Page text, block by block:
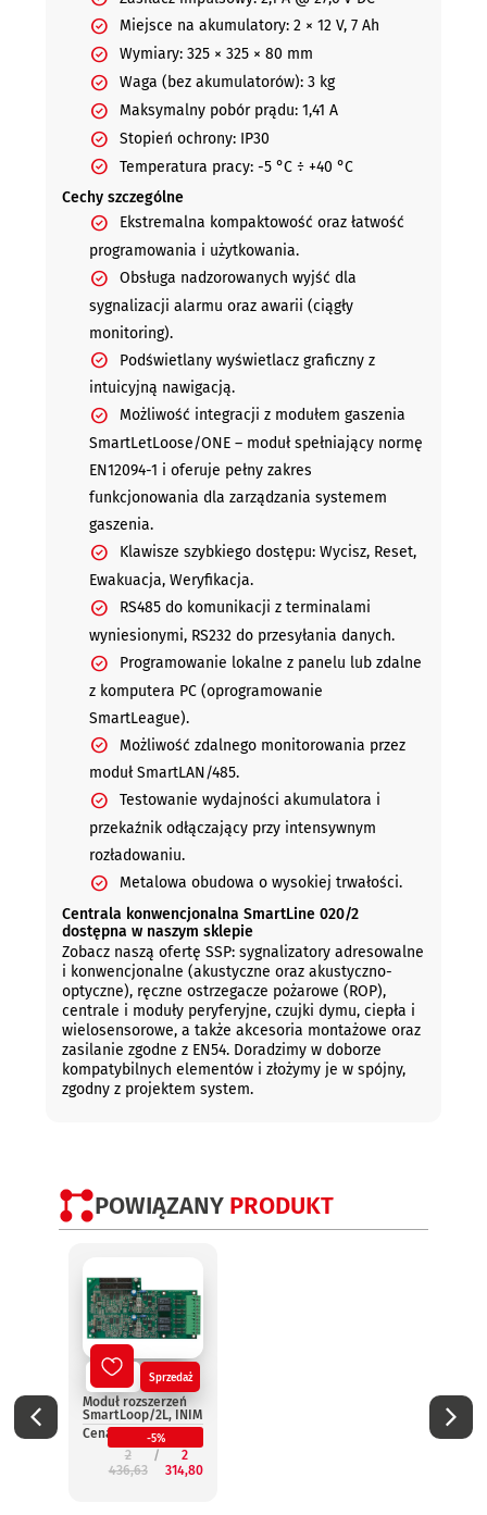
Miejsce na akumulatory: 2 × 12 V, 7 Ah
Wymiary: 325 × 325 × 80 mm
Waga (bez akumulatorów): 3 kg
Maksymalny pobór prądu: 1,41 A
Stopień ochrony: IP30
Temperatura pracy: -5 °C ÷ +40 °C
Cechy szczególne
Ekstremalna kompaktowość oraz łatwość
programowania i użytkowania.
Obsługa nadzorowanych wyjść dla
sygnalizacji alarmu oraz awarii (ciągły
monitoring).
Podświetlany wyświetlacz graficzny z
intuicyjną nawigacją.
Możliwość integracji z modułem gaszenia
SmartLetLoose/ONE – moduł spełniający normę
EN12094-1 i oferuje pełny zakres
funkcjonowania dla zarządzania systemem
gaszenia.
Klawisze szybkiego dostępu: Wycisz, Reset,
Ewakuacja, Weryfikacja.
RS485 do komunikacji z terminalami
wyniesionymi, RS232 do przesyłania danych.
Programowanie lokalne z panelu lub zdalne
z komputera PC (oprogramowanie
SmartLeague).
Możliwość zdalnego monitorowania przez
moduł SmartLAN/485.
Testowanie wydajności akumulatora i
przekaźnik odłączający przy intensywnym
rozładowaniu.
Metalowa obudowa o wysokiej trwałości.
Centrala konwencjonalna SmartLine 020/2
dostępna w naszym sklepie
Zobacz naszą ofertę SSP: sygnalizatory adresowalne
i konwencjonalne (akustyczne oraz akustyczno-
optyczne), ręczne ostrzegacze pożarowe (ROP),
centrale i moduły peryferyjne, czujki dymu, ciepła i
wielosensorowe, a także akcesoria montażowe oraz
zasilanie zgodne z EN54. Doradzimy w doborze
kompatybilnych elementów i złożymy je w spójny,
zgodny z projektem system.
POWIĄZANY PRODUKT
Nowy Sprzedaż
Moduł rozszerzeń
SmartLoop/2L, INIM
Cena:
-5%
2
436,63
2
314,80